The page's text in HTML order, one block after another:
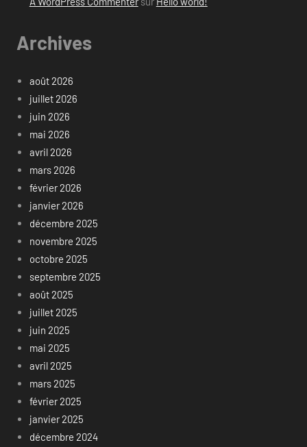
Archives
août 2026
juillet 2026
juin 2026
mai 2026
avril 2026
mars 2026
février 2026
janvier 2026
décembre 2025
novembre 2025
octobre 2025
septembre 2025
août 2025
juillet 2025
juin 2025
mai 2025
avril 2025
mars 2025
février 2025
janvier 2025
décembre 2024